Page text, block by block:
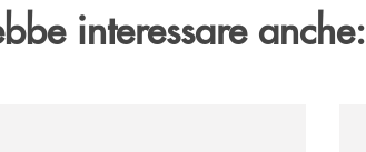
interessare anche: